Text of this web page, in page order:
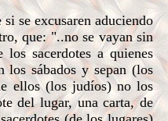
se excusaren aduciendo
que: "..no se vayan sin
sacerdotes a quienes
los sábados y sepan (los
ellos (los judíos) no los
del lugar, una carta, de